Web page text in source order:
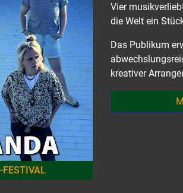
FESTIVAL
Vier
die Welt ein
Das Publikum
kreativer